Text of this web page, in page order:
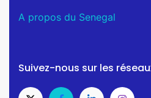
A propos du Senegal
Suivez-nous sur les